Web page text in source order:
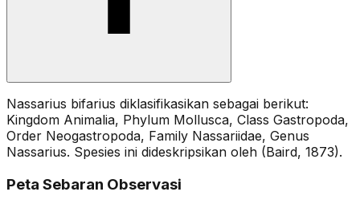
Nassarius bifarius diklasifikasikan sebagai berikut:
Kingdom Animalia, Phylum Mollusca, Class Gastropoda,
Order Neogastropoda, Family Nassariidae, Genus
Nassarius. Spesies ini dideskripsikan oleh (Baird, 1873).
Peta Sebaran Observasi